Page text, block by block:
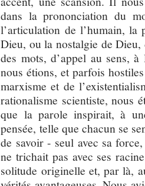
dans la prononciation du
l’articulation de l’humain, la
Dieu, ou la nostalgie de
des mots, d’appel au sens,
nous étions, et parfois
marxisme et de
rationalisme scientiste, nous
que la parole inspirait, à
pensée, telle que chacun se
de savoir - seul avec sa
ne trichait pas avec ses
solitude originelle et, par là,